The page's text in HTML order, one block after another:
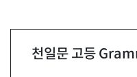
천일문 고등